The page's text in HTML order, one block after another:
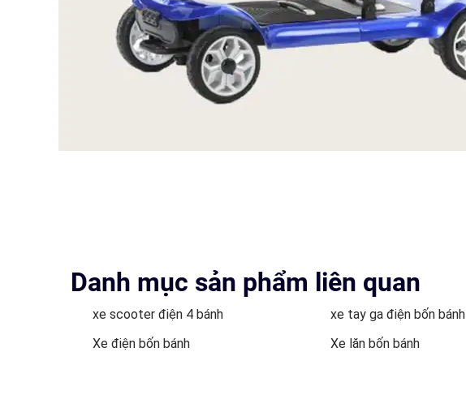
Danh mục sản phẩm liên quan
xe scooter điện 4 bánh xe tay ga điện bốn bánh
Xe điện bốn bánh
Xe lăn bốn bánh